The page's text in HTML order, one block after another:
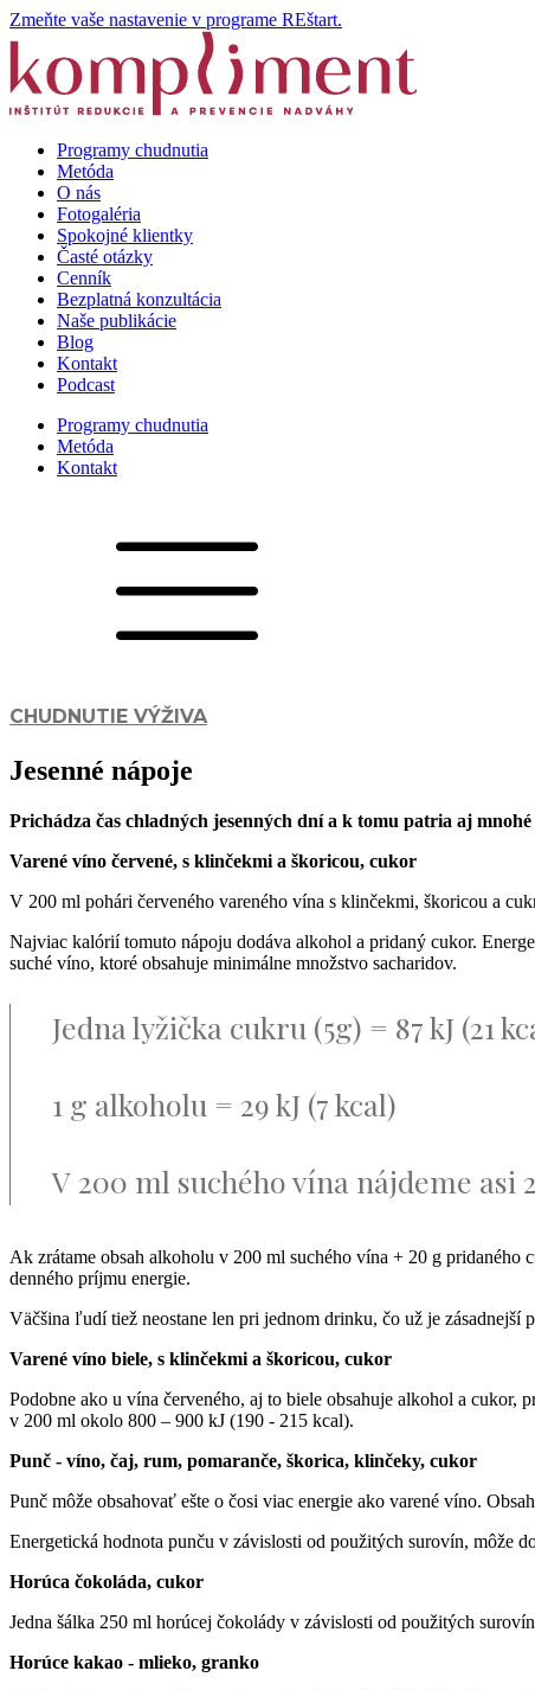
Zmeňte vaše nastavenie v programe REštart.
Programy chudnutia
Metóda
O nás
Fotogaléria
Spokojné klientky
Časté otázky
Cenník
Bezplatná konzultácia
Naše publikácie
Blog
Kontakt
Podcast
Programy chudnutia
Metóda
Kontakt
CHUDNUTIE VÝŽIVA
Jesenné nápoje
Prichádza čas chladných jesenných dní a k tomu patria aj
Varené víno červené, s klinčekmi a škoricou, cukor
V 200 ml pohári červeného vareného vína s klinčekmi, škoricou a
Najviac kalórií tomuto nápoju dodáva alkohol a pridaný cukor.
suché víno, ktoré obsahuje minimálne množstvo sacharidov.
Jedna lyžička cukru (5g) = 87 kJ (21
1 g alkoholu = 29 kJ (7 kcal)
V 200 ml suchého vína nájdeme asi
Ak zrátame obsah alkoholu v 200 ml suchého vína + 20 g
denného príjmu energie.
Väčšina ľudí tiež neostane len pri jednom drinku, čo už je zásadnejší
Varené víno biele, s klinčekmi a škoricou, cukor
Podobne ako u vína červeného, aj to biele obsahuje alkohol a cukor,
v 200 ml okolo 800 – 900 kJ (190 - 215 kcal).
Punč - víno, čaj, rum, pomaranče, škorica, klinčeky, cukor
Punč môže obsahovať ešte o čosi viac energie ako varené víno.
Energetická hodnota punču v závislosti od použitých surovín, môže
Horúca čokoláda, cukor
Jedna šálka 250 ml horúcej čokolády v závislosti od použitých
Horúce kakao - mlieko, granko